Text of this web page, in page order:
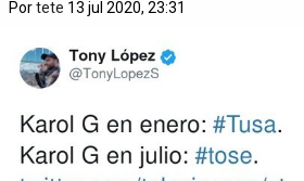
Portete 13 jul 2020, 23:31